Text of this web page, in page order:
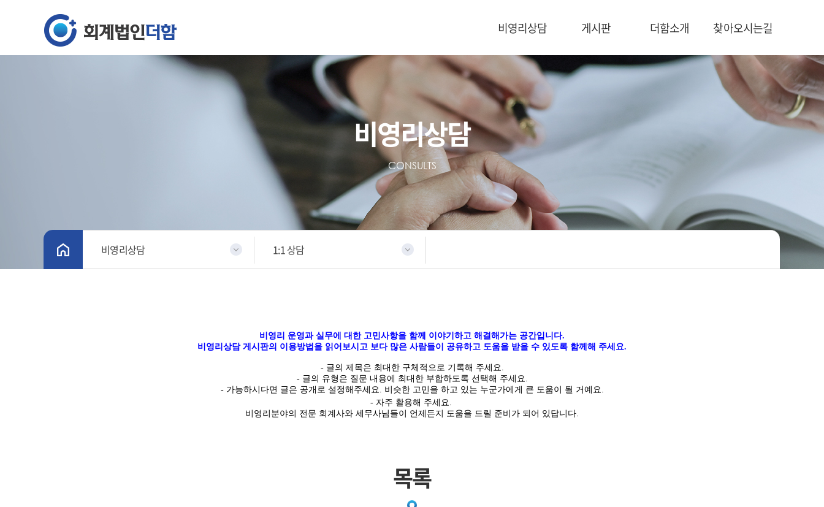
비영리상담 게시판 더함소개 찾아오시는길
비영리상담
CONSULTS
비영리상담 1:1 상담
비영리 운영과 실무에 대한 고민사항을 함께 이야기하고 해결해가는 공간입니다.
비영리상담 게시판의 이용방법을 읽어보시고 보다 많은 사람들이 공유하고 도움을 받을 수 있도록 함께해 주세요.
- 글의 제목은 최대한 구체적 으로 기록해 주세요.
- 글의 유형은 질문 내용에 최대한 부합하도록 선택해 주세요.
- 가능하시다면 글은 공개 로 설정해주세요. 비슷한 고민을 하고 있는 누군가에게 큰 도움이 될 거예요.
- 자주 활용해 주세요.
비영리분야의 전문 회계사와 세무사님들이 언제든지 도움을 드릴 준비가 되어 있답니다.
목록